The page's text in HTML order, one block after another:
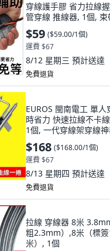
穿線護手膠 省力拉線
管穿線 推線器, 1個, 束
$59 ($59.00/1個)
運費 $67
8/12 星期三 預計送達
免費退貨
EUROS 閩南電工 單
時省力 快速拉線不卡
1個, 一代穿線架穿線
$168 ($168.00/1個)
運費 $67
8/13 星期四 預計送達
免費退貨
拉線 穿線器 8米
粗2.3mm）,8米（標
米）, 1個